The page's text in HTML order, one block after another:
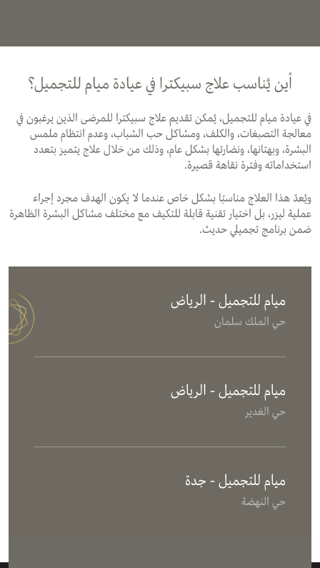
أين يُناسب علاج سبيكترا في عيادة ميام للتجميل؟
في عيادة ميام للتجميل، يُمكن تقديم علاج سبيكترا للمرضى الذين يرغبون في
معالجة التصبغات، والكلف، ومشاكل حب الشباب، وعدم انتظام ملمس
البشرة، وبهتانها، ونضارتها بشكل عام، وذلك من خلال علاج يتميز بتعدد
استخداماته وفترة نقاهة قصيرة.
ويُعدّ هذا العلاج مناسبًا بشكل خاص عندما لا يكون الهدف مجرد إجراء
عملية ليزر، بل اختيار تقنية قابلة للتكيف مع مختلف مشاكل البشرة الظاهرة
ضمن برنامج تجميلي حديث.
ميام للتجميل - الرياض
حي الملك سلمان
ميام للتجميل - الرياض
حي الغدير
ميام للتجميل - جدة
حي النهضة